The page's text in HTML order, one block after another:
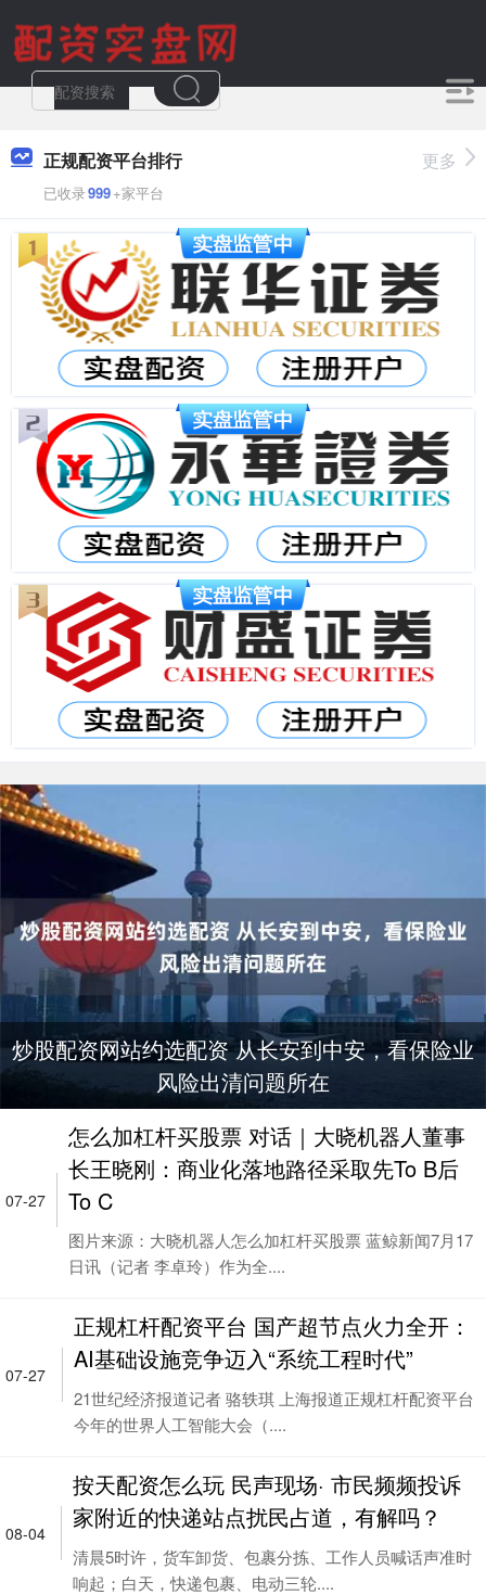
正规配资平台排行
已收录999+家平台
更多
炒股配资网站约选配资 从长安到中安，看保险业
风险出清问题所在
07-27
怎么加杠杆买股票 对话｜大晓机器人董事
长王晓刚：商业化落地路径采取先To B后
To C
图片来源：大晓机器人怎么加杠杆买股票 蓝鲸新闻7月17
日讯（记者 李卓玲）作为全....
07-27
正规杠杆配资平台 国产超节点火力全开：
AI基础设施竞争迈入“系统工程时代”
21世纪经济报道记者 骆轶琪 上海报道正规杠杆配资平台
今年的世界人工智能大会（....
08-04
按天配资怎么玩 民声现场· 市民频频投诉
家附近的快递站点扰民占道，有解吗？
清晨5时许，货车卸货、包裹分拣、工作人员喊话声准时
响起；白天，快递包裹、电动三轮....